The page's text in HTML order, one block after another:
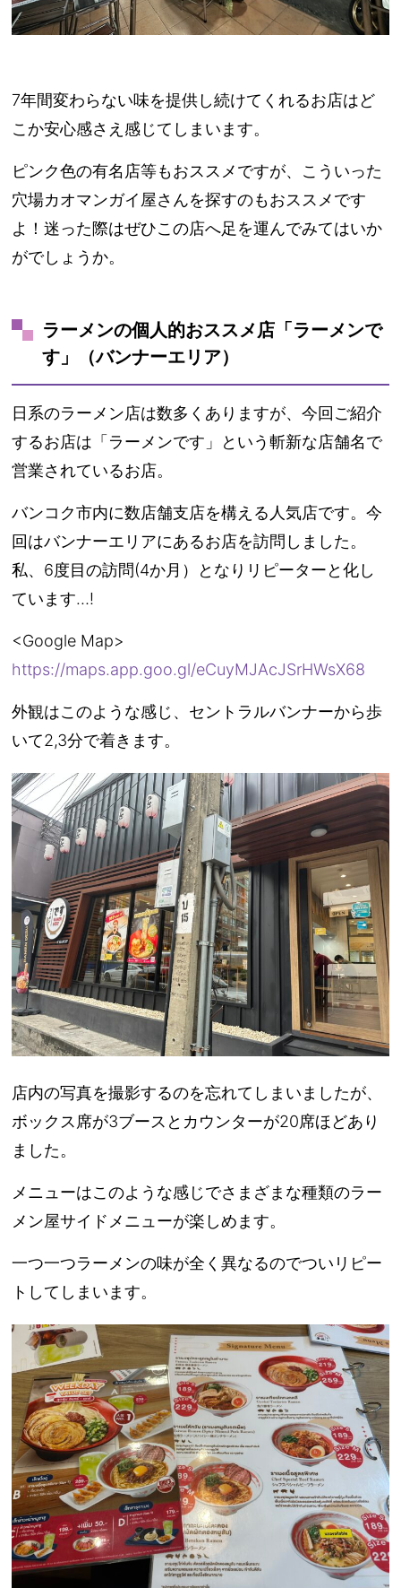
7年間変わらない味を提供し続けてくれるお店はど
こか安心感さえ感じてしまいます。
ピンク色の有名店等もおススメですが、こういった
穴場カオマンガイ屋さんを探すのもおススメです
よ！迷った際はぜひこの店へ足を運んでみてはいか
がでしょうか。
ラーメンの個人的おススメ店「ラーメンで
す」（バンナーエリア）
日系のラーメン店は数多くありますが、今回ご紹介
するお店は「ラーメンです」という斬新な店舗名で
営業されているお店。
バンコク市内に数店舗支店を構える人気店です。今
回はバンナーエリアにあるお店を訪問しました。
私、6度目の訪問(4か月）となりリピーターと化し
ています…!
<Google Map>
https://maps.app.goo.gl/eCuyMJAcJSrHWsX68
外観はこのような感じ、セントラルバンナーから歩
いて2,3分で着きます。
店内の写真を撮影するのを忘れてしまいましたが、
ボックス席が3ブースとカウンターが20席ほどあり
ました。
メニューはこのような感じでさまざまな種類のラー
メン屋サイドメニューが楽しめます。
一つ一つラーメンの味が全く異なるのでついリピー
トしてしまいます。